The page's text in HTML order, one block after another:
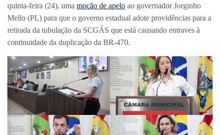
quinta-feira (24), uma moção de apelo ao governador Jorginho
Mello (PL) para que o governo estadual adote providências para a
retirada da tubulação da SCGÁS que está causando entraves à
continuidade da duplicação da BR-470.